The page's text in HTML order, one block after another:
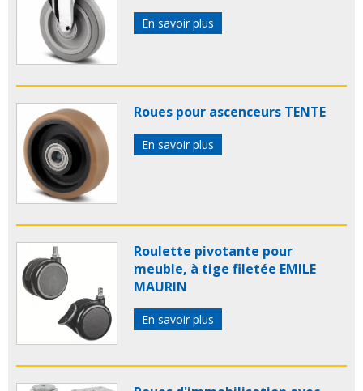
En savoir plus
Roues pour ascenceurs TENTE
En savoir plus
Roulette pivotante pour
meuble, à tige filetée EMILE
MAURIN
En savoir plus